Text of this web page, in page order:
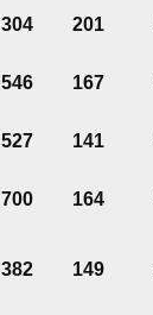
304 201
546 167
527 141
700 164
382 149